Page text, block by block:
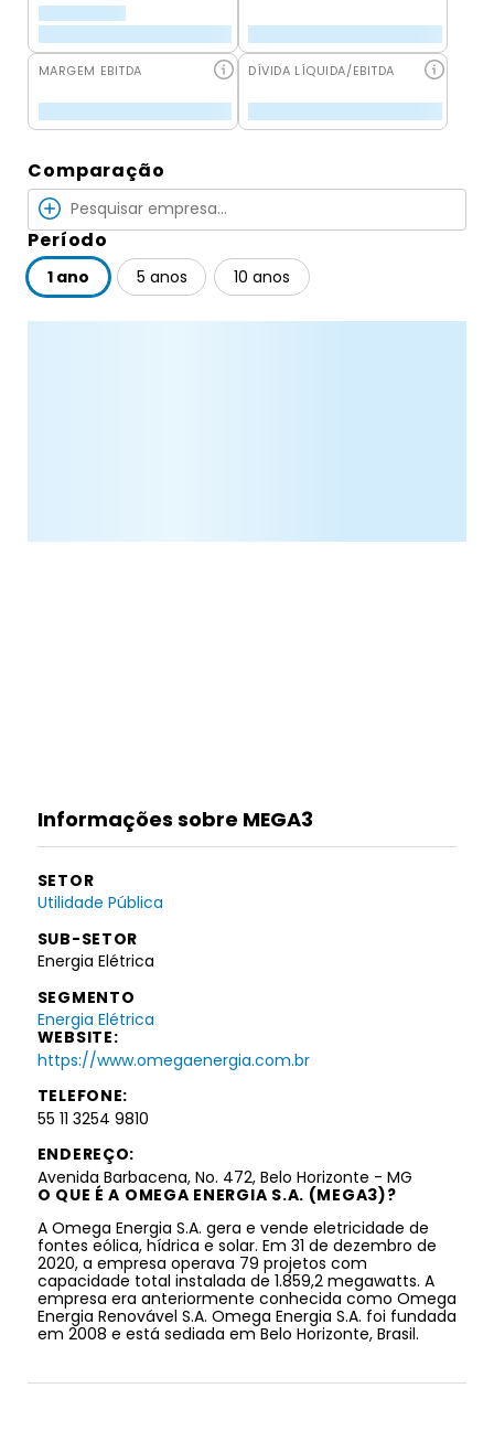
MARGEM EBITDA DÍVIDA LÍQUIDA/EBITDA
Comparação
Período
1 ano 5 anos 10 anos
Informações sobre MEGA3
SETOR
Utilidade Pública
SUB-SETOR
Energia Elétrica
SEGMENTO
Energia Elétrica
WEBSITE:
https://www.omegaenergia.com.br
TELEFONE:
55 11 3254 9810
ENDEREÇO:
Avenida Barbacena, No. 472, Belo Horizonte - MG
O QUE É A OMEGA ENERGIA S.A. (MEGA3)?
A Omega Energia S.A. gera e vende eletricidade de
fontes eólica, hídrica e solar. Em 31 de dezembro de
2020, a empresa operava 79 projetos com
capacidade total instalada de 1.859,2 megawatts. A
empresa era anteriormente conhecida como Omega
Energia Renovável S.A. Omega Energia S.A. foi fundada
em 2008 e está sediada em Belo Horizonte, Brasil.